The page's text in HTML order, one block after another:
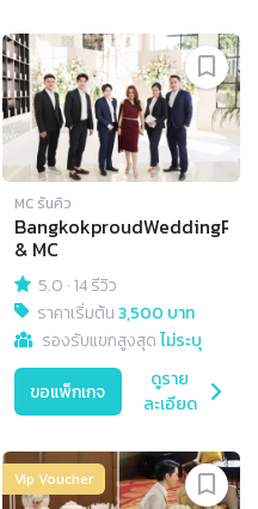
MC รันคิว
& MC
5.0 ·14 รีวิว
ราคาเริ่มต้น3,500 บาท
รองรับแขกสูงสุดไม่ระบุ
ขอแพ็กเกจ
ดูราย
ละเอียด
Vip Voucher